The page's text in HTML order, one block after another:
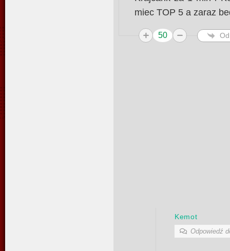
miec TOP 5 a zaraz
50
Kemot
Odpowiedź